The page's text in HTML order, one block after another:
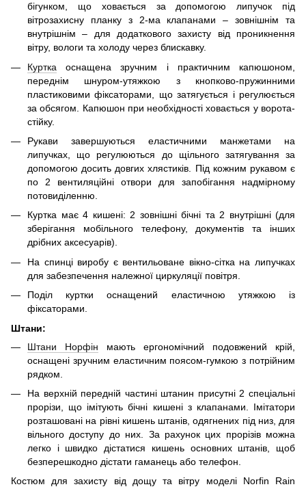
бігунком, що ховається за допомогою липучок під
вітрозахисну планку з 2-ма клапанами – зовнішнім та
внутрішнім – для додаткового захисту від проникнення
вітру, вологи та холоду через блискавку.
Куртка оснащена зручним і практичним капюшоном,
переднім шнуром-утяжкою з кнопково-пружинними
пластиковими фіксаторами, що затягується і регулюється
за обсягом. Капюшон при необхідності ховається у ворота-
стійку.
Рукави завершуються еластичними манжетами на
липучках, що регулюються до щільного затягування за
допомогою досить довгих хлястиків. Під кожним рукавом є
по 2 вентиляційні отвори для запобігання надмірному
потовиділенню.
Куртка має 4 кишені: 2 зовнішні бічні та 2 внутрішні (для
зберігання мобільного телефону, документів та інших
дрібних аксесуарів).
На спинці виробу є вентильоване вікно-сітка на липучках
для забезпечення належної циркуляції повітря.
Поділ куртки оснащений еластичною утяжкою із
фіксаторами.
Штани:
Штани Норфін мають ергономічний подовжений крій,
оснащені зручним еластичним поясом-гумкою з потрійним
рядком.
На верхній передній частині штанин присутні 2 спеціальні
прорізи, що імітують бічні кишені з клапанами. Імітатори
розташовані на рівні кишень штанів, одягнених під низ, для
вільного доступу до них. За рахунок цих прорізів можна
легко і швидко дістатися кишень основних штанів, щоб
безперешкодно дістати гаманець або телефон.
Костюм для захисту від дощу та вітру моделі Norfin Rain